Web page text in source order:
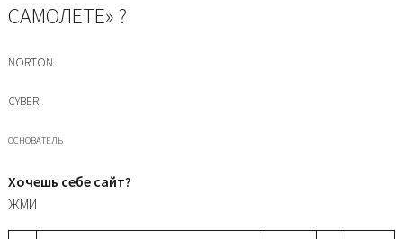
САМОЛЕТЕ» ?
NORTON
CYBER
ОСНОВАТЕЛЬ
Хочешь себе сайт?
ЖМИ